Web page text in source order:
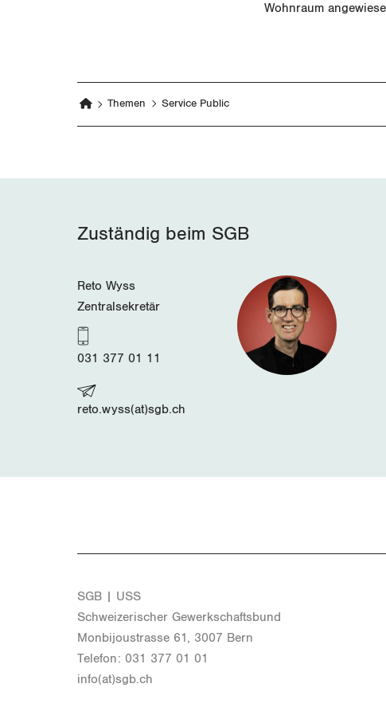
Wohnraum
Themen Service Public
Zuständig beim SGB
Reto Wyss
Zentralsekretär
031 377 01 11
reto.wyss(at)sgb.ch
SGB | USS
Schwei­ze­ri­scher Ge­werk­schafts­bund
Mon­bi­joustras­se 61, 3007 Bern
Te­le­fon: 031 377 01 01
info(at)​sgb.​ch